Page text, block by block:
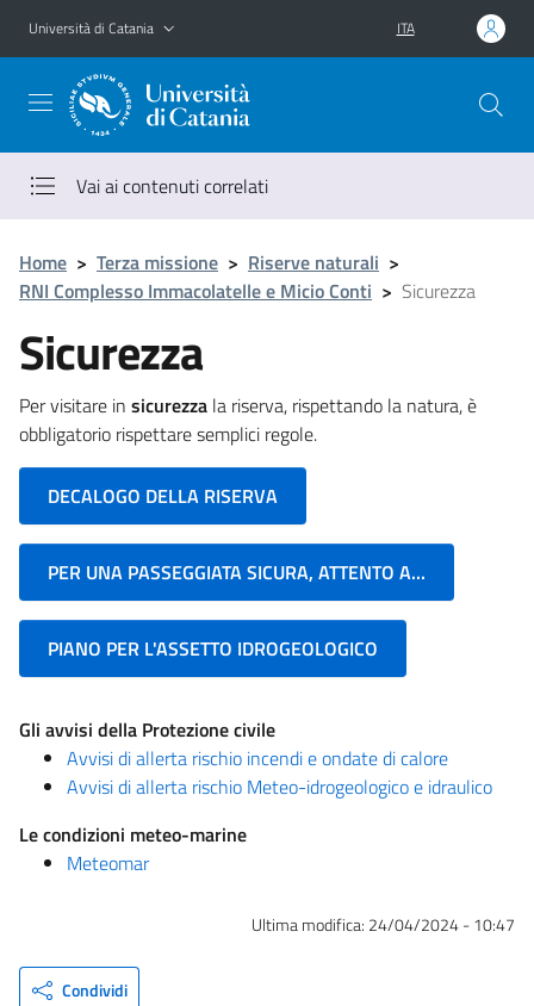
Vai al contenuto principale
Vai al menu di navigazione
Università di Catania ITA
Vai ai contenuti correlati
Home > Terza missione > Riserve naturali >
RNI Complesso Immacolatelle e Micio Conti > Sicurezza
Sicurezza
Per visitare in sicurezza la riserva, rispettando la natura, è
obbligatorio rispettare semplici regole.
DECALOGO DELLA RISERVA
PER UNA PASSEGGIATA SICURA, ATTENTO A...
PIANO PER L'ASSETTO IDROGEOLOGICO
Gli avvisi della Protezione civile
Avvisi di allerta rischio incendi e ondate di calore
Avvisi di allerta rischio Meteo-idrogeologico e idraulico
Le condizioni meteo-marine
Meteomar
Ultima modifica: 24/04/2024 - 10:47
Condividi